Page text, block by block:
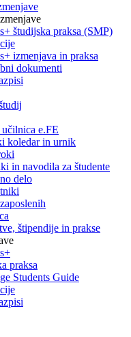
študijska praksa (SMP)
izmenjava in praksa
dokumenti
učilnica e.FE
koledar in urnik
in navodila za študente
delo
štipendije in prakse
praksa
Students Guide